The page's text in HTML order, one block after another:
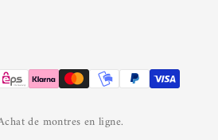
de montres en ligne.